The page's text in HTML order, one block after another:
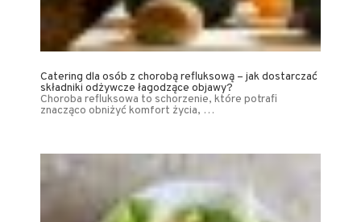
Catering dla osób z chorobą refluksową – jak dostarczać
składniki odżywcze łagodzące objawy?
Choroba refluksowa to schorzenie, które potrafi
znacząco obniżyć komfort życia, …